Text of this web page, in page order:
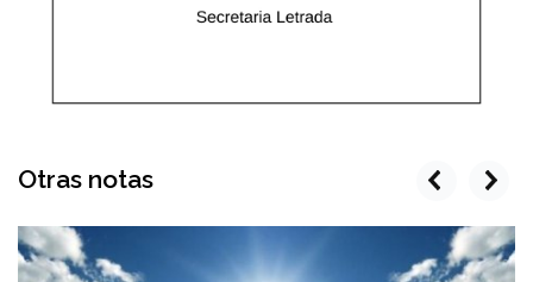
Otras notas prev next